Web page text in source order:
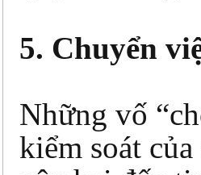
5. Chuyển
Những vố
kiểm soát